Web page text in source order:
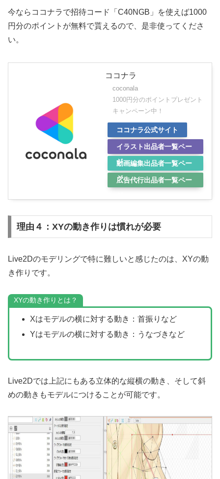
今ならココナラで招待コード「C40NGB」を使えば1000
円分のポイントが無料で貰えるので、是非使ってくださ
い。
ココナラ
coconala
1000円分のポイントプレゼント
キャンペーン中！
ココナラ公式サイト
イラスト出品者一覧ペー
ジ
動画編集出品者一覧ペー
ジ
広告代行出品者一覧ペー
理由４：XYの動き作りは慣れが必要
Live2Dのモデリングで特に難しいと感じたのは、XYの動
き作りです。
XYの動き作りとは？
Xはモデルの横に対する動き：首振りなど
Yはモデルの横に対する動き：うなづきなど
Live2Dでは上記にもある立体的な縦横の動き、そして斜
めの動きもモデルにつけることが可能です。